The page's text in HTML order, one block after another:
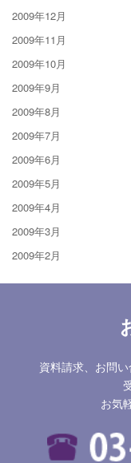
2009年12月
2009年11月
2009年10月
2009年9月
2009年8月
2009年7月
2009年6月
2009年5月
2009年4月
2009年3月
2009年2月
資料請求、お問
お気